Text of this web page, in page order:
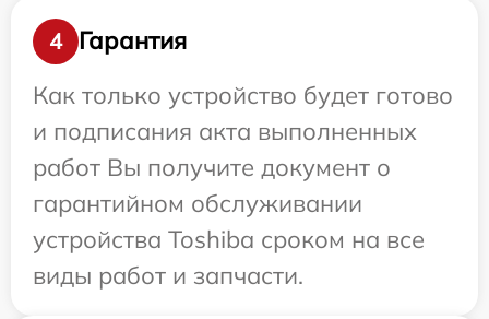
4
Гарантия
Как только устройство будет готово
и подписания акта выполненных
работ Вы получите документ о
гарантийном обслуживании
устройства Toshiba сроком на все
виды работ и запчасти.